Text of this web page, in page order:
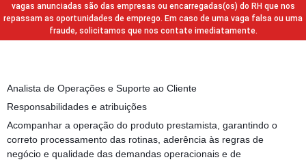
vagas anunciadas são das empresas ou encarregadas(os) do RH que nos
repassam as oportunidades de emprego. Em caso de uma vaga falsa ou uma
fraude, solicitamos que nos contate imediatamente.
Analista de Operações e Suporte ao Cliente
Responsabilidades e atribuições
Acompanhar a operação do produto prestamista, garantindo o
correto processamento das rotinas, aderência às regras de
negócio e qualidade das demandas operacionais e de